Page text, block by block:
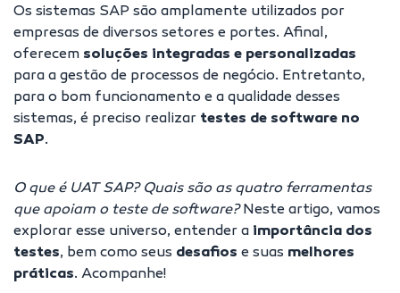
Os sistemas SAP são amplamente utilizados por
empresas de diversos setores e portes. Afinal,
oferecem soluções integradas e personalizadas
para a gestão de processos de negócio. Entretanto,
para o bom funcionamento e a qualidade desses
sistemas, é preciso realizar testes de software no
SAP.
O que é UAT SAP? Quais são as quatro ferramentas
que apoiam o teste de software?Neste artigo, vamos
explorar esse universo, entender a importância dos
testes, bem como seus desafios e suas melhores
práticas. Acompanhe!